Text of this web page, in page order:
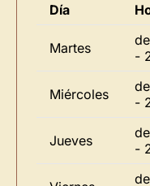
Día
Martes
-
Miércoles
-
Jueves
-